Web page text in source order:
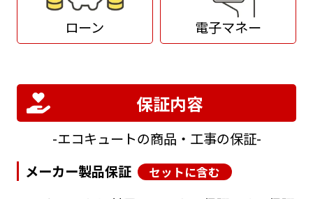
ローン 電子マネー
保証内容
エコキュートの商品・工事の保証
メーカー製品保証
セットに含む